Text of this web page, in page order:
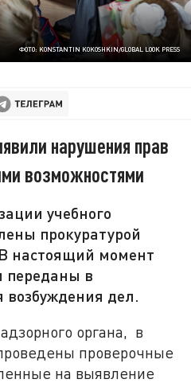
ФОТО: KONSTANTIN KOKOSHKIN/GLOBAL LOOK PRESS
нарушения прав
возможностями
учебного
прокуратурой
настоящий момент
переданы в
возбуждения дел.
органа, в
проверочные
на выявление